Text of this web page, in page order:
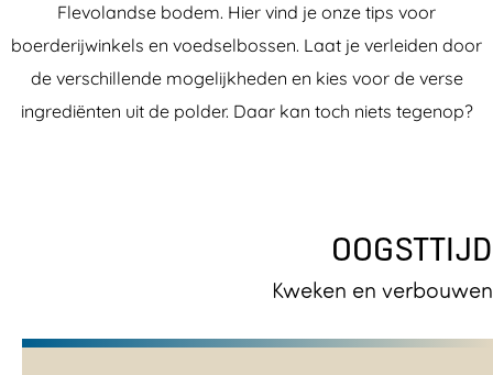
Flevolandse bodem. Hier vind je onze tips voor
boerderijwinkels en voedselbossen. Laat je verleiden door
de verschillende mogelijkheden en kies voor de verse
ingrediënten uit de polder. Daar kan toch niets tegenop?
OOGSTTIJD
Kweken en verbouwen